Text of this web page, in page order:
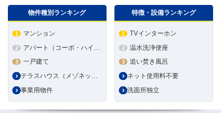
物件種別ランキング
1 マンション
2 アパート（コーポ・ハイツ）
3
一戸建て
テラスハウス（メゾネット・タウンハウス）
事業用物件
特徴・設備ランキング
1 TVインターホン
2 温水洗浄便座
3
追い焚き風呂
ネット使用料不要
洗面所独立